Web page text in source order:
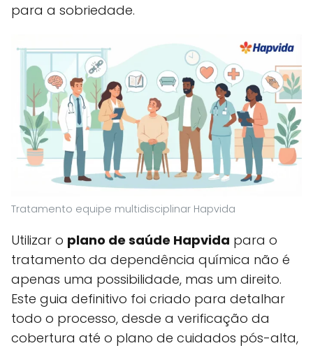
para a sobriedade.
Tratamento equipe multidisciplinar Hapvida
Utilizar o plano de saúde Hapvida para o
tratamento da dependência química não é
apenas uma possibilidade, mas um direito.
Este guia definitivo foi criado para detalhar
todo o processo, desde a verificação da
cobertura até o plano de cuidados pós-alta,